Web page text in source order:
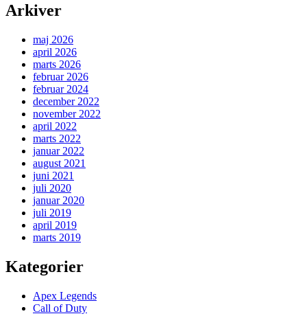
Arkiver
maj 2026
april 2026
marts 2026
februar 2026
februar 2024
december 2022
november 2022
april 2022
marts 2022
januar 2022
august 2021
juni 2021
juli 2020
januar 2020
juli 2019
april 2019
marts 2019
Kategorier
Apex Legends
Call of Duty